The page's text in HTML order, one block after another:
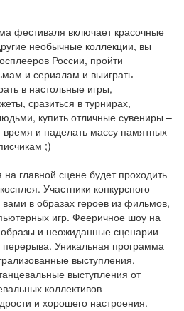
фестиваля включает красочные
необычные коллекции, вы
России, пройти
и сериалам и выиграть
в настольные игры,
сразиться в турнирах,
купить отличные сувениры –
и наделать массу памятных
;)
главной сцене будет проходить
Участники конкурсного
в образах героев из фильмов,
игр. Фееричное шоу на
и неожиданные сценарии
перерыва. Уникальная программа
выступления,
выступления от
коллективов —
и хорошего настроения.